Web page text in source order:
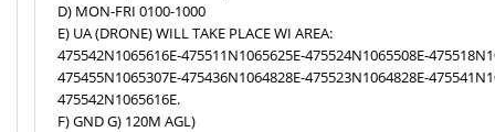
D) MON-FRI 0100-1000
E) UA (DRONE) WILL TAKE PLACE WI AREA:
475542N1065616E-475511N1065625E-475524N1065508E-
475455N1065307E-475436N1064828E-475523N1064828E-
475542N1065616E.
F) GND G) 120M AGL)